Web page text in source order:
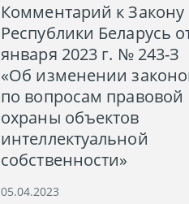
Комментарий к Закону
Республики Беларусь
января 2023 г. № 243-З
«Об изменении
по вопросам правовой
охраны объектов
интеллектуальной
собственности»
05.04.2023